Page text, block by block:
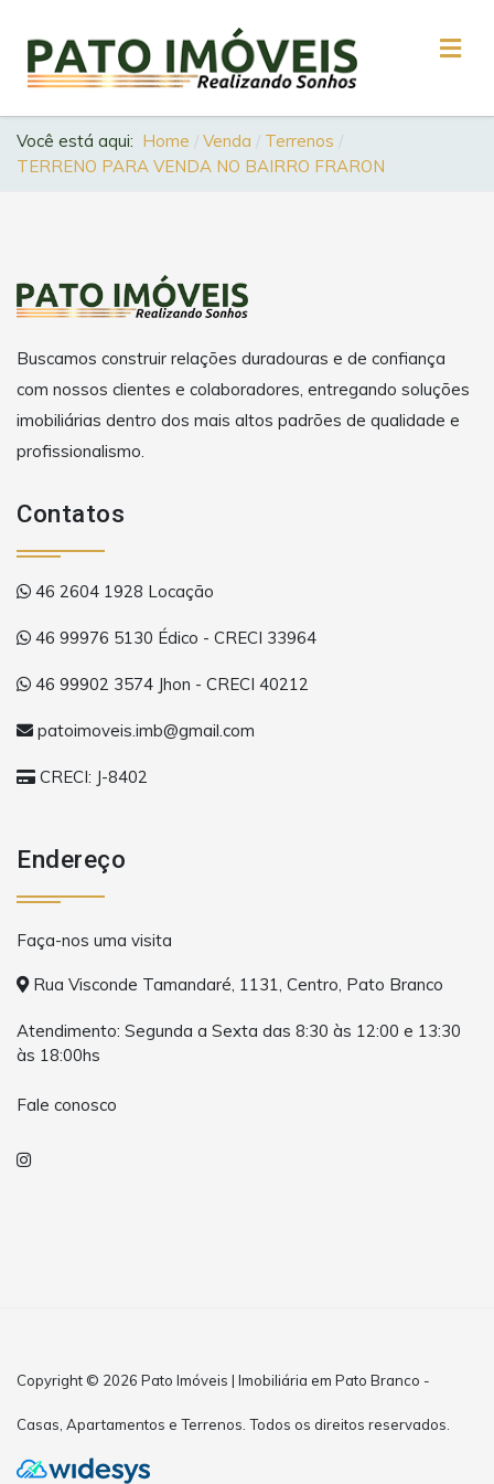
Você está aqui: Home Venda
Terrenos
TERRENO PARA VENDA NO BAIRRO FRARON
Buscamos construir relações duradouras e de confiança
com nossos clientes e colaboradores, entregando soluções
imobiliárias dentro dos mais altos padrões de qualidade e
profissionalismo.
Contatos
46 2604 1928 Locação
46 99976 5130 Édico - CRECI 33964
46 99902 3574 Jhon - CRECI 40212
patoimoveis.imb@gmail.com
CRECI: J-8402
Endereço
Faça-nos uma visita
Rua Visconde Tamandaré, 1131, Centro, Pato Branco
Atendimento: Segunda a Sexta das 8:30 às 12:00 e 13:30
às 18:00hs
Fale conosco
Copyright © 2026 Pato Imóveis | Imobiliária em Pato Branco -
Casas, Apartamentos e Terrenos. Todos os direitos reservados.